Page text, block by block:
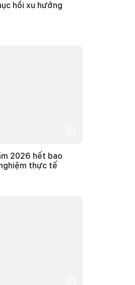
hồi xu hướng
2026 hết bao
thực tế